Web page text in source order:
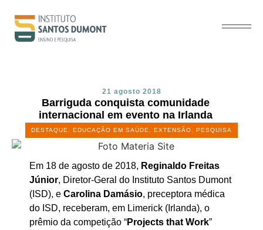
21 agosto 2018
Barriguda conquista comunidade
internacional em evento na Irlanda
DESTAQUE EDUCAÇÃO EM SAÚDE EXTENSÃO PESQUISA
Em 18 de agosto de 2018, Reginaldo Freitas
Júnior, Diretor-Geral do Instituto Santos Dumont
(ISD), e Carolina Damásio, preceptora médica
do ISD, receberam, em Limerick (Irlanda), o
prêmio da competição “Projects that Work”